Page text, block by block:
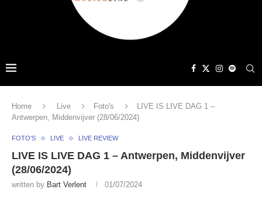
Home Live Foto's
LIVE IS LIVE DAG 1 –
Antwerpen, Middenvijver (28/06/2024)
FOTO'S LIVE LIVE REVIEW
LIVE IS LIVE DAG 1 – Antwerpen, Middenvijver
(28/06/2024)
written by Bart Verlent 01/07/2024